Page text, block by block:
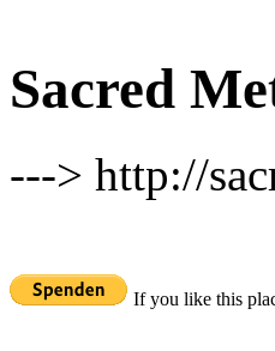
Sacred
---> http://
If you like this